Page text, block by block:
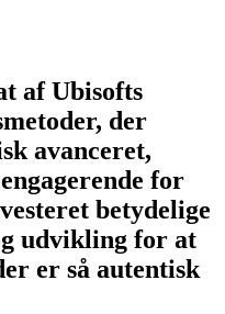
af Ubisofts
der
avanceret,
for
betydelige
udvikling for at
er så autentisk